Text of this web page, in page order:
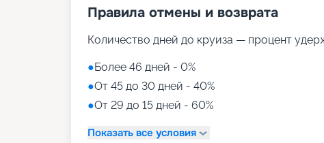
Правила отмены и возврата
Количество дней до круиза — процент
●Более 46 дней - 0%
●От 45 до 30 дней - 40%
●От 29 до 15 дней - 60%
Показать все условия